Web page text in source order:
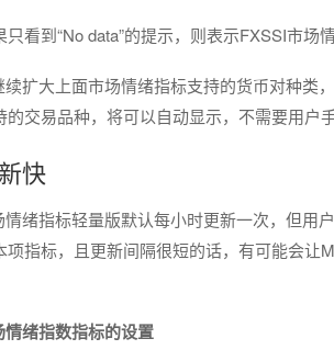
看到“No data”的提示，则表示FXSSI市场
续扩大上面市场情绪指标支持的货币对种类
的交易品种，将可以自动显示，不需要用户
快
情绪指标轻量版默认每小时更新一次，但用
项指标，且更新间隔很短的话，有可能会让
情绪指数指标的设置